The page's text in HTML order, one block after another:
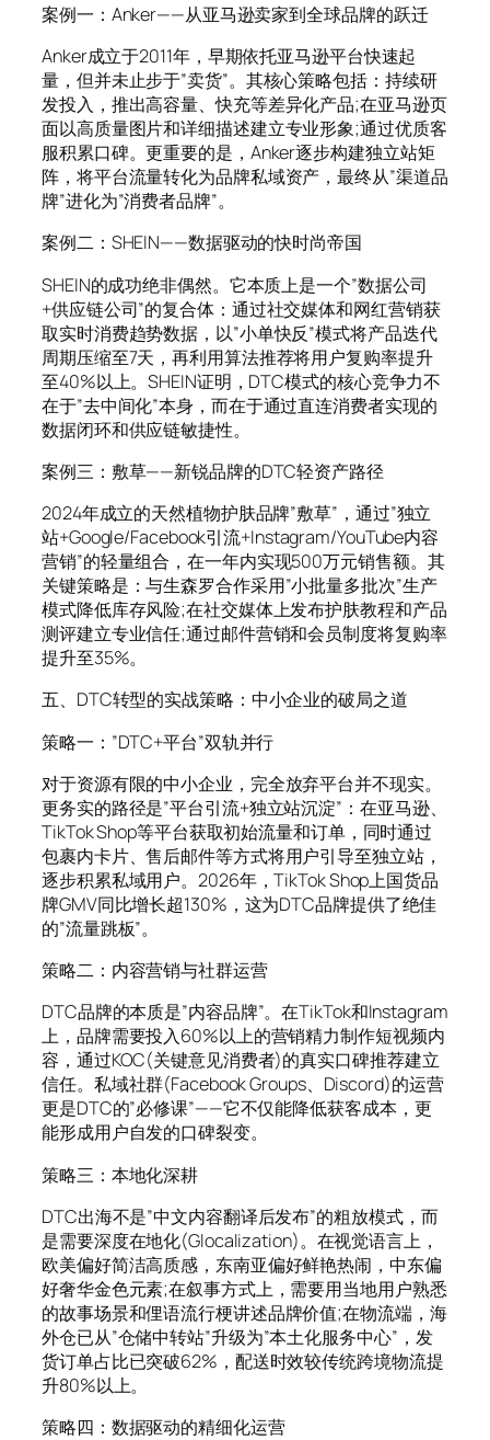
案例一：Anker——从亚马逊卖家到全球品牌的跃迁
Anker成立于2011年，早期依托亚马逊平台快速起
量，但并未止步于”卖货”。其核心策略包括：持续研
发投入，推出高容量、快充等差异化产品;在亚马逊页
面以高质量图片和详细描述建立专业形象;通过优质客
服积累口碑。更重要的是，Anker逐步构建独立站矩
阵，将平台流量转化为品牌私域资产，最终从”渠道品
牌”进化为”消费者品牌”。
案例二：SHEIN——数据驱动的快时尚帝国
SHEIN的成功绝非偶然。它本质上是一个”数据公司
+供应链公司”的复合体：通过社交媒体和网红营销获
取实时消费趋势数据，以”小单快反”模式将产品迭代
周期压缩至7天，再利用算法推荐将用户复购率提升
至40%以上。SHEIN证明，DTC模式的核心竞争力不
在于”去中间化”本身，而在于通过直连消费者实现的
数据闭环和供应链敏捷性。
案例三：敷草——新锐品牌的DTC轻资产路径
2024年成立的天然植物护肤品牌”敷草”，通过”独立
站+Google/Facebook引流+Instagram/YouTube内容
营销”的轻量组合，在一年内实现500万元销售额。其
关键策略是：与生森罗合作采用”小批量多批次”生产
模式降低库存风险;在社交媒体上发布护肤教程和产品
测评建立专业信任;通过邮件营销和会员制度将复购率
提升至35%。
五、DTC转型的实战策略：中小企业的破局之道
策略一：”DTC+平台”双轨并行
对于资源有限的中小企业，完全放弃平台并不现实。
更务实的路径是”平台引流+独立站沉淀”：在亚马逊、
TikTok Shop等平台获取初始流量和订单，同时通过
包裹内卡片、售后邮件等方式将用户引导至独立站，
逐步积累私域用户。2026年，TikTok Shop上国货品
牌GMV同比增长超130%，这为DTC品牌提供了绝佳
的”流量跳板”。
策略二：内容营销与社群运营
DTC品牌的本质是”内容品牌”。在TikTok和Instagram
上，品牌需要投入60%以上的营销精力制作短视频内
容，通过KOC(关键意见消费者)的真实口碑推荐建立
信任。私域社群(Facebook Groups、Discord)的运营
更是DTC的”必修课”——它不仅能降低获客成本，更
能形成用户自发的口碑裂变。
策略三：本地化深耕
DTC出海不是”中文内容翻译后发布”的粗放模式，而
是需要深度在地化(Glocalization)。在视觉语言上，
欧美偏好简洁高质感，东南亚偏好鲜艳热闹，中东偏
好奢华金色元素;在叙事方式上，需要用当地用户熟悉
的故事场景和俚语流行梗讲述品牌价值;在物流端，海
外仓已从”仓储中转站”升级为”本土化服务中心”，发
货订单占比已突破62%，配送时效较传统跨境物流提
升80%以上。
策略四：数据驱动的精细化运营